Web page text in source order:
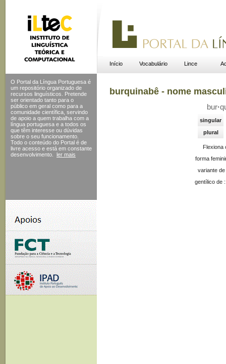
Início Vocabulário Lince
O Portal da Língua Portuguesa é
um repositório organizado de
recursos linguísticos. Pretende
ser orientado tanto para o
público em geral como para a
comunidade científica, servindo
de apoio a quem trabalha com a
língua portuguesa e a todos os
que têm interesse ou dúvidas
sobre o seu funcionamento.
Todo o conteúdo do Portal é de
livre acesso e está em constante
desenvolvimento.
ler mais
burquinabê - nome
bur·
singular
plural
Flexiona
forma
variante
gentílico de